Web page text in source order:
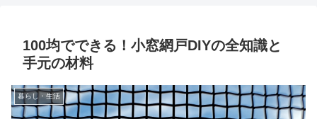
100均でできる！小窓網戸DIYの全知識と
手元の材料
暮らし・生活